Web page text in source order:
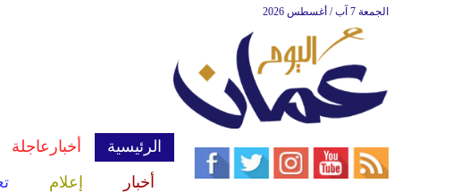
الجمعة 7 آب / أغسطس 2026
الرئيسية أخبارعاجلة
أخبار
إعلام